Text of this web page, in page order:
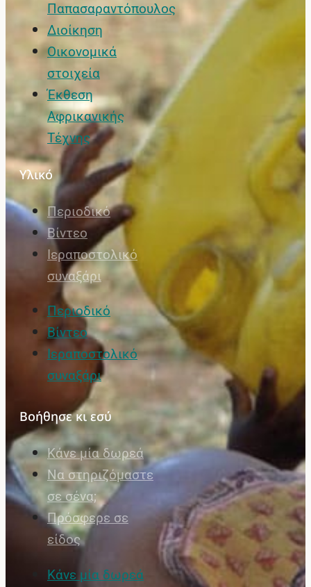
Παπασαραντόπουλος
Διοίκηση
Οικονομικά
στοιχεία
Έκθεση
Αφρικανικής
Τέχνης
Υλικό
Περιοδικό
Βίντεο
Ιεραποστολικό
συναξάρι
Περιοδικό
Βίντεο
Ιεραποστολικό
συναξάρι
Βοήθησε κι εσύ
Κάνε μία δωρεά
Να στηριζόμαστε
σε σένα;
Πρόσφερε σε
είδος
Κάνε μία δωρεά